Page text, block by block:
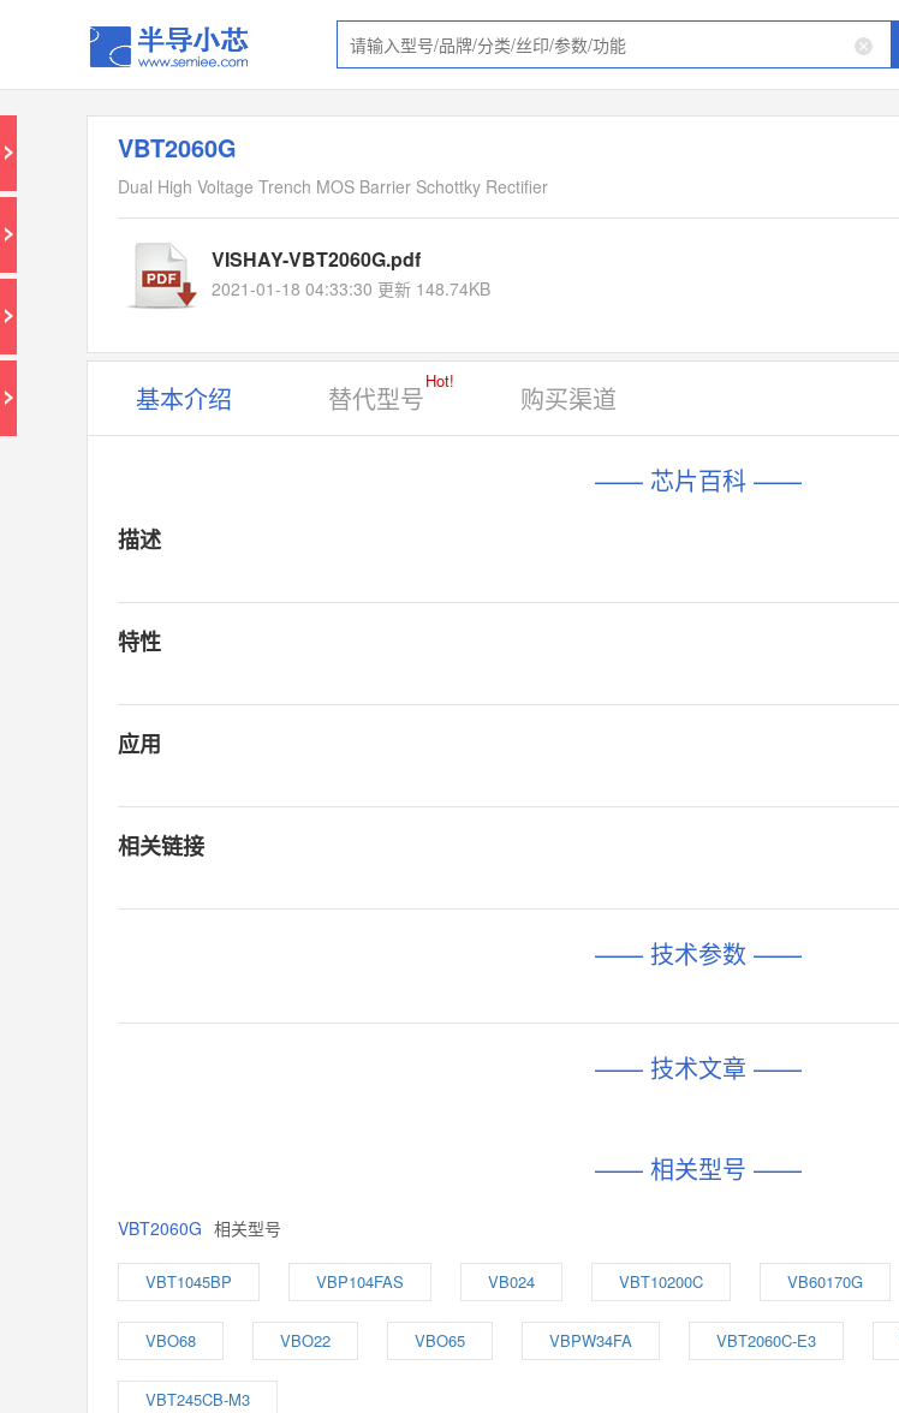
VBT2060G
Dual High Voltage Trench MOS Barrier Schottky Rectifier
VISHAY-VBT2060G.pdf
2021-01-18 04:33:30 更新 148.74KB
基本介绍 替代型号
Hot!
购买渠道
—— 芯片百科 ——
描述
特性
应用
相关链接
—— 技术参数 ——
—— 技术文章 ——
—— 相关型号 ——
VBT2060G 相关型号
VBT1045BP VBP104FAS VB024 VBT10200C VB60170G
VBO68 VBO22 VBO65 VBPW34FA VBT2060C-E3
VBT245CB-M3